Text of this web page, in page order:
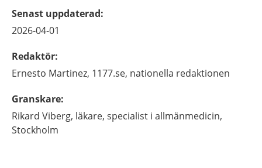
Senast uppdaterad:
2026-04-01
Redaktör:
Ernesto Martinez, 1177.se, nationella redaktionen
Granskare:
Rikard Viberg, läkare, specialist i allmänmedicin,
Stockholm